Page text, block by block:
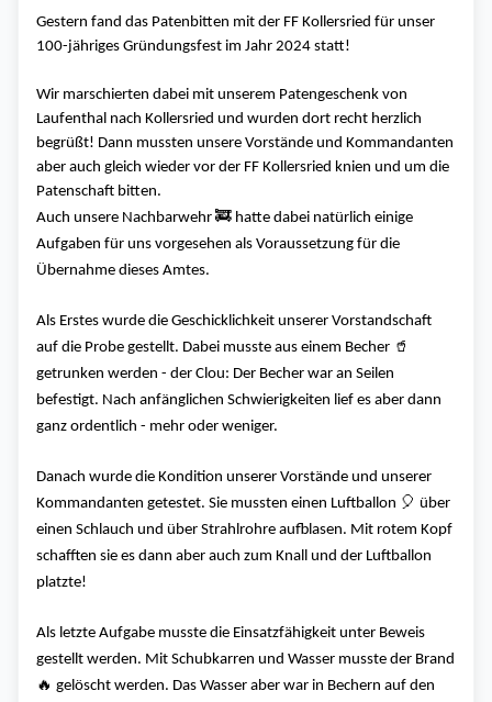
Gestern fand das Patenbitten mit der FF Kollersried für unser
100-jähriges Gründungsfest im Jahr 2024 statt!
Wir marschierten dabei mit unserem Patengeschenk von
Laufenthal nach Kollersried und wurden dort recht herzlich
begrüßt! Dann mussten unsere Vorstände und Kommandanten
aber auch gleich wieder vor der FF Kollersried knien und um die
Patenschaft bitten.
Auch unsere Nachbarwehr 🚒 hatte dabei natürlich einige
Aufgaben für uns vorgesehen als Voraussetzung für die
Übernahme dieses Amtes.
Als Erstes wurde die Geschicklichkeit unserer Vorstandschaft
auf die Probe gestellt. Dabei musste aus einem Becher 🥤
getrunken werden - der Clou: Der Becher war an Seilen
befestigt. Nach anfänglichen Schwierigkeiten lief es aber dann
ganz ordentlich - mehr oder weniger.
Danach wurde die Kondition unserer Vorstände und unserer
Kommandanten getestet. Sie mussten einen Luftballon 🎈 über
einen Schlauch und über Strahlrohre aufblasen. Mit rotem Kopf
schafften sie es dann aber auch zum Knall und der Luftballon
platzte!
Als letzte Aufgabe musste die Einsatzfähigkeit unter Beweis
gestellt werden. Mit Schubkarren und Wasser musste der Brand
🔥 gelöscht werden. Das Wasser aber war in Bechern auf den